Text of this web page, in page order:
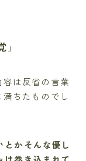
は反省の言葉
ちたものでし
とかそんな優し